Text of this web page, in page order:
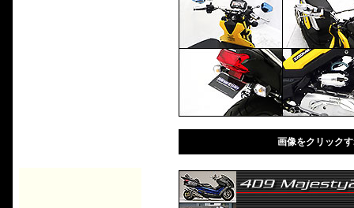
画像をクリック